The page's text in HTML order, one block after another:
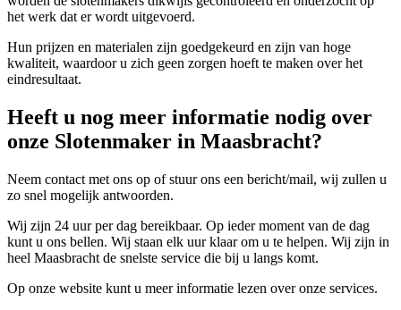
het werk dat er wordt uitgevoerd.
Hun prijzen en materialen zijn goedgekeurd en zijn van hoge
kwaliteit, waardoor u zich geen zorgen hoeft te maken over het
eindresultaat.
Heeft u nog meer informatie nodig over
onze Slotenmaker in Maasbracht?
Neem contact met ons op of stuur ons een bericht/mail, wij zullen u
zo snel mogelijk antwoorden.
Wij zijn 24 uur per dag bereikbaar. Op ieder moment van de dag
kunt u ons bellen. Wij staan elk uur klaar om u te helpen. Wij zijn in
heel Maasbracht de snelste service die bij u langs komt.
Op onze website kunt u meer informatie lezen over onze services.